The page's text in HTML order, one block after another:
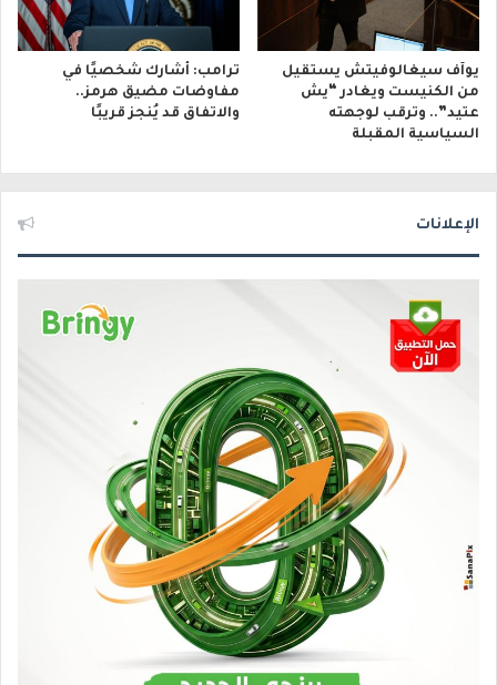
يوآف سيغالوفيتش يستقيل
من الكنيست ويغادر “يش
عتيد”.. وترقب لوجهته
السياسية المقبلة
ترامب: أشارك شخصيًا في
مفاوضات مضيق هرمز..
والاتفاق قد يُنجز قريبًا
الإعلانات